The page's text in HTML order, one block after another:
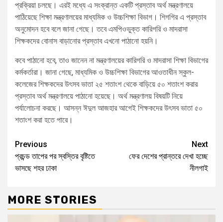
প্রক্রিয়া চলছে। এরই মধ্যে এ সংক্রান্ত একটি প্রস্তাব অর্থ মন্ত্রণালয়ে
পাঠিয়েছে শিক্ষা মন্ত্রণালয়ের মাধ্যমিক ও উচ্চশিক্ষা বিভাগ। শিগগির এ প্রস্তাব
অনুমোদন হবে বলে জানা গেছে। তবে এমপিওভুক্ত কারিগরি ও মাদরাসা
শিক্ষকদের বোনাস বাড়ানোর প্রস্তাব এখনো পাঠানো হয়নি।
কবে পাঠানো হবে, তাও জানেন না মন্ত্রণালয়ের কারিগরি ও মাদরাসা শিক্ষা বিভাগের
কর্মকর্তারা। জানা গেছে, মাধ্যমিক ও উচ্চশিক্ষা বিভাগের আওতাধীন স্কুল-
কলেজের শিক্ষকদের উৎসব ভাতা ২৫ শতাংশ থেকে বাড়িয়ে ৫০ শতাংশ করার
প্রস্তাব অর্থ মন্ত্রণালয়ে পাঠানো হয়েছে। অর্থ মন্ত্রণালয় বিষয়টি নিয়ে
পর্যালোচনা করছে। আসন্ন ঈদুল আজহার আগেই শিক্ষকদের উৎসব ভাতা ৫০
শতাংশ করা হতে পারে।
Previous
প্রচন্ড তাপের পর স্বস্তির বৃষ্টিতে
ভাসছে শহর ঢাকা
Next
ফের দেশের প্রান্তরে দেখা হচ্ছে
নীলগাই
MORE STORIES